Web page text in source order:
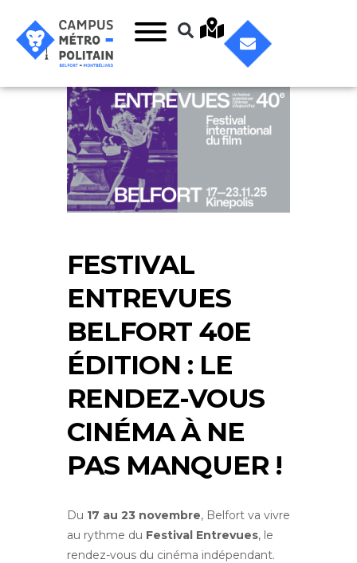
FESTIVAL
ENTREVUES
BELFORT 40E
ÉDITION : LE
RENDEZ-VOUS
CINÉMA À NE
PAS MANQUER !
Du 17 au 23 novembre, Belfort va vivre
au rythme du Festival Entrevues, le
rendez-vous du cinéma indépendant.